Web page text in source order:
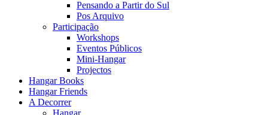
Pensando a Partir do Sul
Pos Arquivo
Participação
Workshops
Eventos Públicos
Mini-Hangar
Projectos
Hangar Books
Hangar Friends
A Decorrer
Hangar